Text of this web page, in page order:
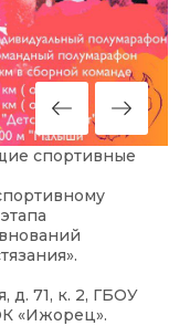
спортивные
д. 71, к. 2, ГБОУ
«Ижорец».